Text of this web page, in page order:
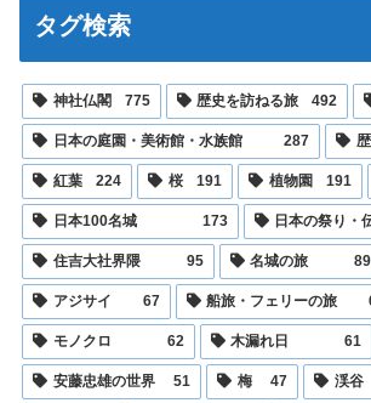
タグ検索
神社仏閣 775 歴史を訪ねる旅 492
日本の庭園・美術館・水族館 287
紅葉 224 桜 191 植物園 191
日本100名城 173 日本の祭り・
住吉大社界隈 95 名城の旅 89
アジサイ 67 船旅・フェリーの旅
モノクロ 62 木漏れ日 61
安藤忠雄の世界 51 梅 47 渓谷